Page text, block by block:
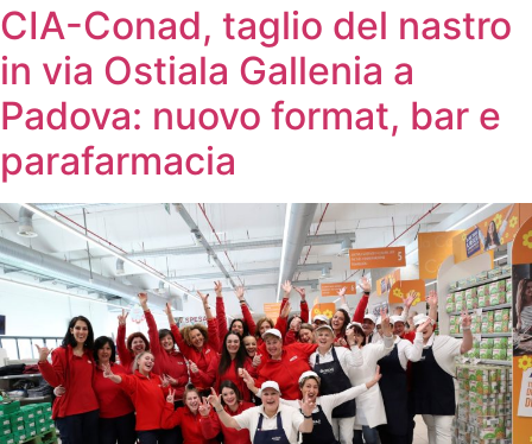
CIA-Conad, taglio del nastro
in via Ostiala Gallenia a
Padova: nuovo format, bar e
parafarmacia